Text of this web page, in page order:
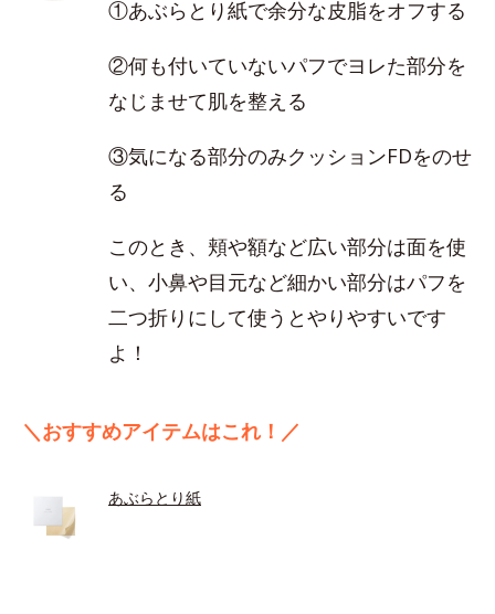
①あぶらとり紙で余分な皮脂をオフする
②何も付いていないパフでヨレた部分を
なじませて肌を整える
③気になる部分のみクッションFDをのせ
る
このとき、頬や額など広い部分は面を使
い、小鼻や目元など細かい部分はパフを
二つ折りにして使うとやりやすいです
よ！
＼おすすめアイテムはこれ！／
あぶらとり紙